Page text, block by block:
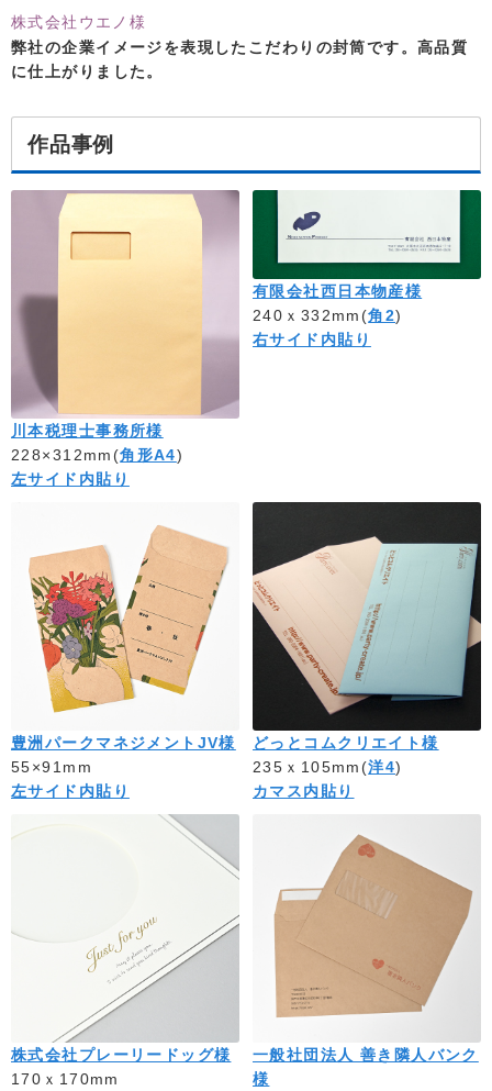
株式会社ウエノ様
弊社の企業イメージを表現したこだわりの封筒です。高品質
に仕上がりました。
作品事例
川本税理士事務所様
228×312mm(角形A4)
左サイド内貼り
有限会社西日本物産様
240ｘ332mm(角2)
右サイド内貼り
豊洲パークマネジメントJV様
55×91mm
左サイド内貼り
どっとコムクリエイト様
235ｘ105mm(洋4)
カマス内貼り
株式会社プレーリードッグ様
170ｘ170mm
一般社団法人 善き隣人バンク
様